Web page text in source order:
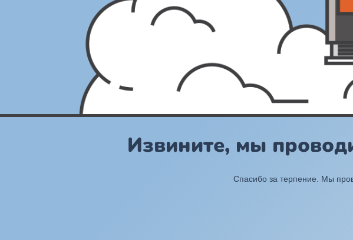
Извините, мы
Спасибо за терпение. Мы